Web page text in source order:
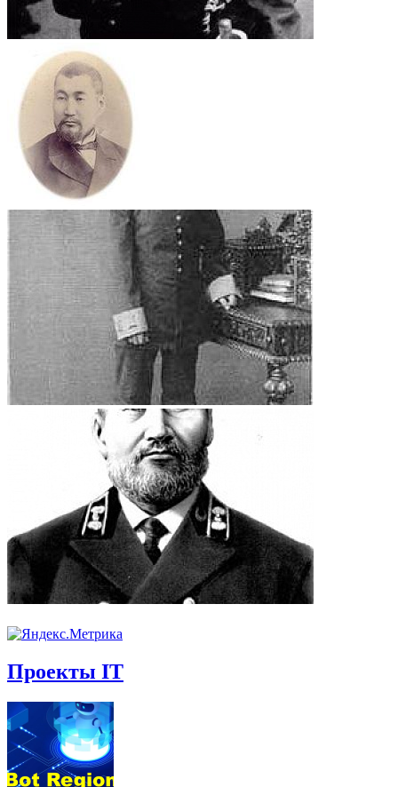
Проекты IT